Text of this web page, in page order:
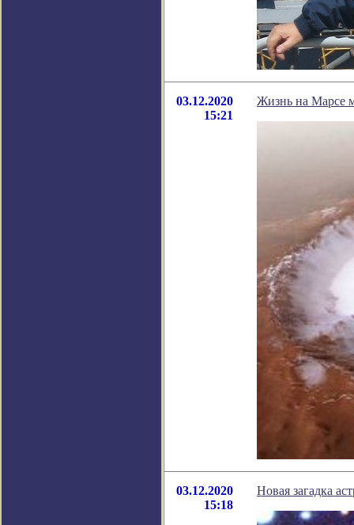
03.12.2020
15:21
Жизнь на Марсе
03.12.2020
15:18
Новая загадка